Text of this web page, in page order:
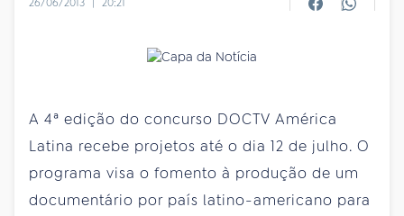
A 4ª edição do concurso DOCTV América
Latina recebe projetos até o dia 12 de julho. O
programa visa o fomento à produção de um
documentário por país latino-americano para